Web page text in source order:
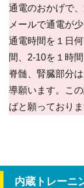
通電のおかげで
メールで通電が
通電時間を１日
間、2-10を１時
脊髄、腎臓部分
導願います。こ
ばと願っておりま
内蔵トレーニ